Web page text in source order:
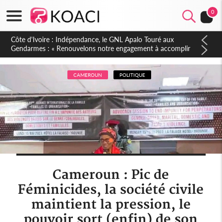
0
Sierra Leone : Un projet de réforme constitutionnelle en
gestation, points clés des amendements, un exclu d'avance
CAMEROUN POLITIQUE
Cameroun : Pic de
Féminicides, la société civile
maintient la pression, le